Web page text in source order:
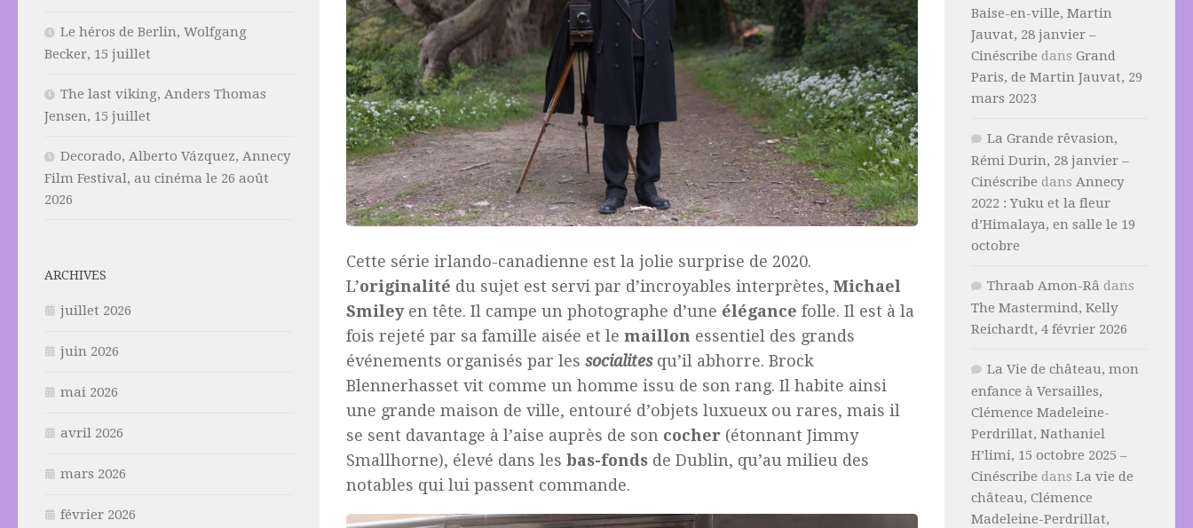
Cette série irlando-canadienne est la jolie surprise de 2020.
L’originalité du sujet est servi par d’incroyables interprètes, Michael
Smileyen tête. Il campe un photographe d’une élégance folle. Il est à la
fois rejeté par sa famille aisée et le maillon essentiel des grands
événements organisés par les socialites qu’il abhorre. Brock
Blennerhasset vit comme un homme issu de son rang. Il habite ainsi
une grande maison de ville, entouré d’objets luxueux ou rares, mais il
se sent davantage à l’aise auprès de son cocher (étonnant Jimmy
Smallhorne), élevé dans les bas-fonds de Dublin, qu’au milieu des
notables qui lui passent commande.
Le héros de Berlin, Wolfgang
Becker, 15 juillet
The last viking, Anders Thomas
Jensen, 15 juillet
Decorado, Alberto Vázquez, Annecy
Film Festival, au cinéma le 26 août
2026
ARCHIVES
juillet 2026
juin 2026
mai 2026
avril 2026
mars 2026
février 2026
Baise-en-ville, Martin
Jauvat, 28 janvier –
Cinéscribe dans Grand
Paris, de Martin Jauvat, 29
mars 2023
La Grande rêvasion,
Rémi Durin, 28 janvier –
Cinéscribe dans Annecy
2022 : Yuku et la fleur
d’Himalaya, en salle le 19
octobre
Thraab Amon-Râ dans
The Mastermind, Kelly
Reichardt, 4 février 2026
La Vie de château, mon
enfance à Versailles,
Clémence Madeleine-
Perdrillat, Nathaniel
H’limi, 15 octobre 2025 –
Cinéscribe dans La vie de
château, Clémence
Madeleine-Perdrillat,